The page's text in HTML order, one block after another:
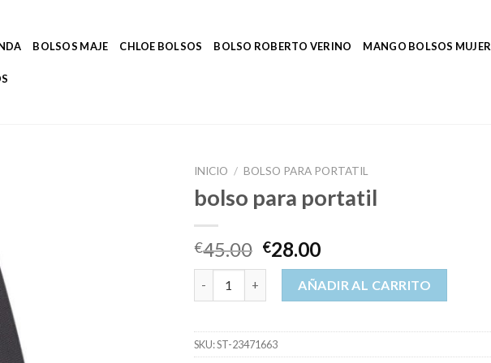
BOLSOS MAJE CHLOE BOLSOS BOLSO ROBERTO VERINO MANGO BOLSOS MUJER
INICIO / BOLSO PARA PORTATIL
bolso para portatil
€45.00 €28.00
bolso para portatil cantidadAÑADIR AL CARRITO
SKU:ST-23471663